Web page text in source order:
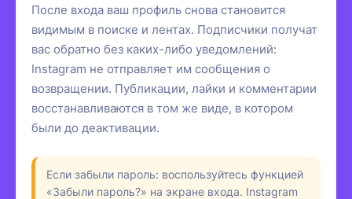
После входа ваш профиль снова становится
видимым в поиске и лентах. Подписчики получат
вас обратно без каких-либо уведомлений:
Instagram не отправляет им сообщения о
возвращении. Публикации, лайки и комментарии
восстанавливаются в том же виде, в котором
были до деактивации.
Если забыли пароль: воспользуйтесь функцией
«Забыли пароль?» на экране входа. Instagram